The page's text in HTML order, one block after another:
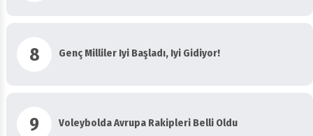
8 Genç Milliler Iyi Başladı, Iyi Gidiyor!
9 Voleybolda Avrupa Rakipleri Belli Oldu